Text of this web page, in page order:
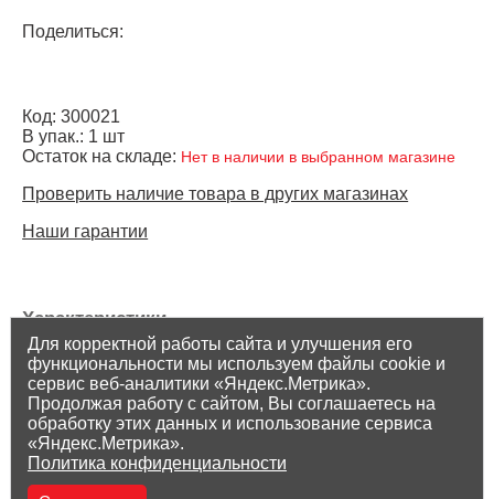
Поделиться:
Код: 300021
В упак.: 1 шт
Остаток на складе: Нет в наличии в выбранном магазине
Проверить наличие товара в других магазинах
Наши гарантии
Характеристики
Торговая марка: -
Страна производителя: РОССИЯ
Для корректной работы сайта и улучшения его
функциональности мы используем файлы cookie и
сервис веб-аналитики «Яндекс.Метрика».
Продолжая работу с сайтом, Вы соглашаетесь на
обработку этих данных и использование сервиса
«Яндекс.Метрика».
Политика конфиденциальности